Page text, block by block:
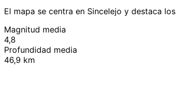
El mapa se centra en Sincelejo y destaca
Magnitud media
4,8
Profundidad media
46,9 km